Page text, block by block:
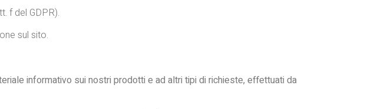
f del GDPR).
sul sito.
informativo sui nostri prodotti e ad altri tipi di richieste, effettuati da